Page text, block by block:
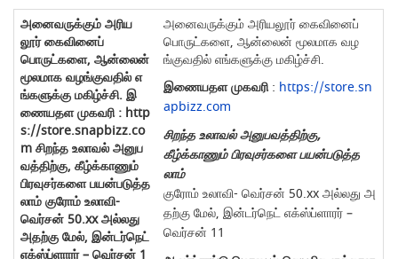
அனைவருக்கும் அரியலூர் கைவினைப்
பொருட்களை, ஆன்லைன் மூலமாக வழ
ங்குவதில் எங்களுக்கு மகிழ்ச்சி.
இணையதள முகவரி: https://store.sn
apbizz.com
சிறந்த உலாவல் அனுபவத்திற்கு,
கீழ்க்காணும் பிரவுசர்களை பயன்படுத்த
லாம்
குரோம் உலாவி- வெர்சன் 50.xx அல்லது அ
தற்கு மேல், இன்டர்நெட் எக்ஸ்ப்ளாரர் –
வெர்சன் 11